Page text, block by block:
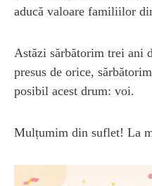
aducă valoare familiilor
Astăzi sărbătorim trei ani
presus de orice,
posibil acest drum: voi.
Mulțumim din suflet! La